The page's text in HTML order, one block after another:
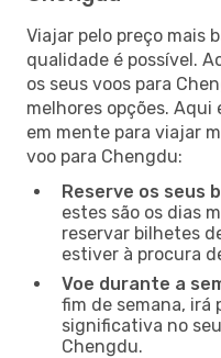
Viajar pelo preço mais
qualidade é possível.
os seus voos para
melhores opções.
em mente para viajar
voo para Chengdu:
Reserve os seus
estes são os dias
reservar bilhetes
estiver à procura
Voe durante a
fim de semana, irá
significativa no
Chengdu.